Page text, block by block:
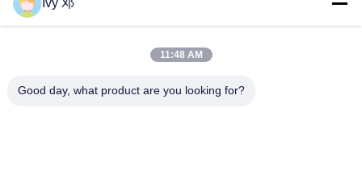
Conjuguent le panneau flexible de carte PCB de la couche
0.25mm avec le renfort de Polyimide
Polyimide à simple face imprimé flexible de carte de FPC pour
Ivy 邓
11:48 AM
Good day, what product are you looking for?